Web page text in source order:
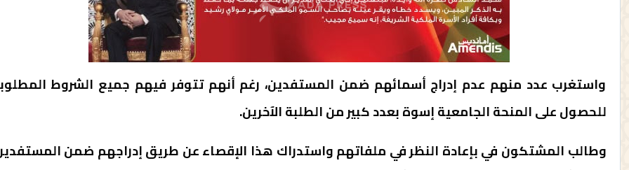
واستغرب عدد منهم عدم إدراج أسمائهم ضمن المستفدين، رغم أنهم تتوفر فيهم جميع الشروط
للحصول على المنحة الجامعية إسوة بعدد كبير من الطلبة الآخرين.
وطالب المشتكون في بإعادة النظر في ملفاتهم واستدراك هذا الإقصاء عن طريق إدراجهم ضمن